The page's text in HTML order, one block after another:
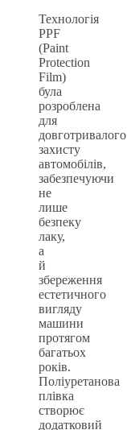
Технологія
PPF
(Paint
Protection
Film)
була
розроблена
для
довготривалого
захисту
автомобілів,
забезпечуючи
не
лише
безпеку
лаку,
а
й
збереження
естетичного
вигляду
машини
протягом
багатьох
років.
Поліуретанова
плівка
створює
додатковий